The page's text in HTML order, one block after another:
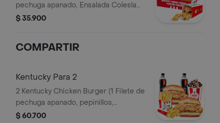
pechuga apanado, Ensalada Coleslaw,
BBQ y mantequilla) + 1 Pop Corn
$ 35.900
COMPARTIR
Kentucky Para 2
2 Kentucky Chicken Burger (1 Filete de
pechuga apanado, pepinillos,
mayonesa premium y mantequilla) + 2
$ 60.700